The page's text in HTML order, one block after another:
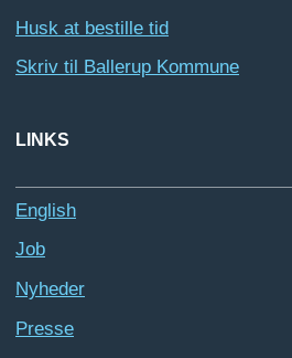
Husk at bestille tid
Skriv til Ballerup Kommune
LINKS
English
Job
Nyheder
Presse